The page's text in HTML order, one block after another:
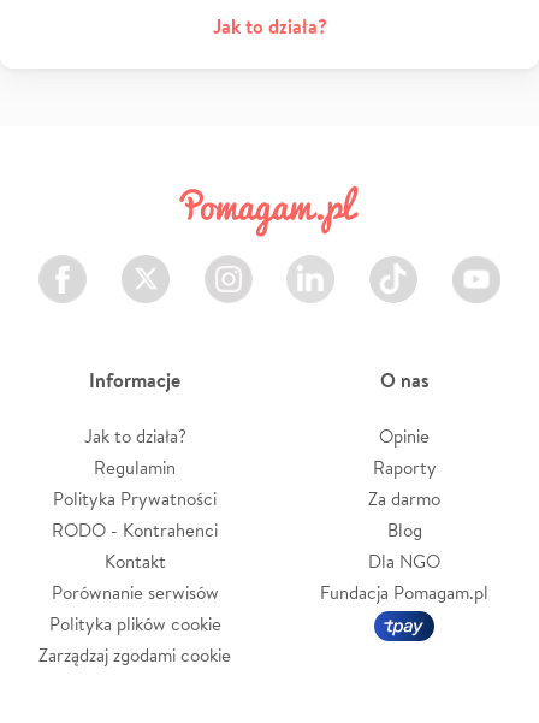
Jak to działa?
Facebook Twitter Instagram LinkedIn TikTok Youtube
Informacje
Jak to działa?
Regulamin
Polityka Prywatności
RODO - Kontrahenci
Kontakt
Porównanie serwisów
Polityka plików cookie
Zarządzaj zgodami cookie
O nas
Opinie
Raporty
Za darmo
Blog
Dla NGO
Fundacja Pomagam.pl